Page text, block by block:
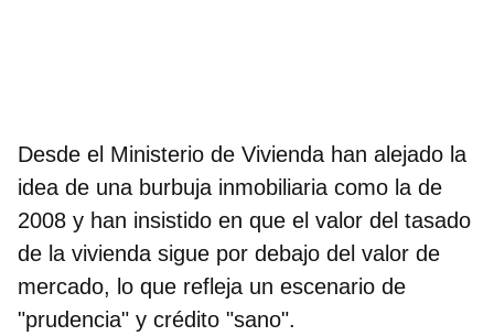
Desde el Ministerio de Vivienda han alejado la
idea de una burbuja inmobiliaria como la de
2008 y han insistido en que el valor del tasado
de la vivienda sigue por debajo del valor de
mercado, lo que refleja un escenario de
"prudencia" y crédito "sano".